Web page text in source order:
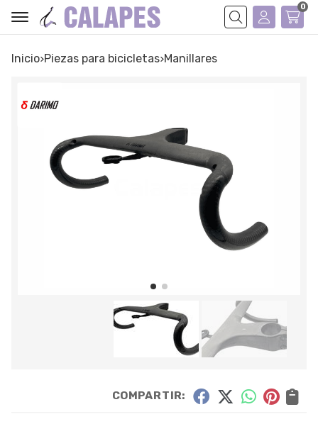
Buscar
0
Inicio piezas para bicicletas manillares
COMPARTIR: